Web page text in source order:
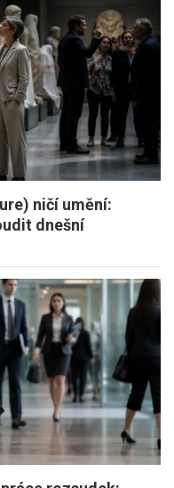
ničí umění:
dnešní